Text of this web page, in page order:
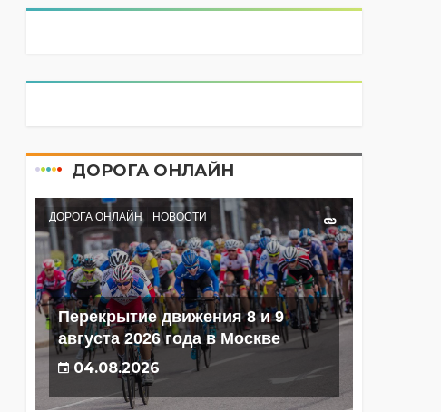
ДОРОГА ОНЛАЙН
ДОРОГА ОНЛАЙН НОВОСТИ
Перекрытие движения 8 и 9
августа 2026 года в Москве
04.08.2026